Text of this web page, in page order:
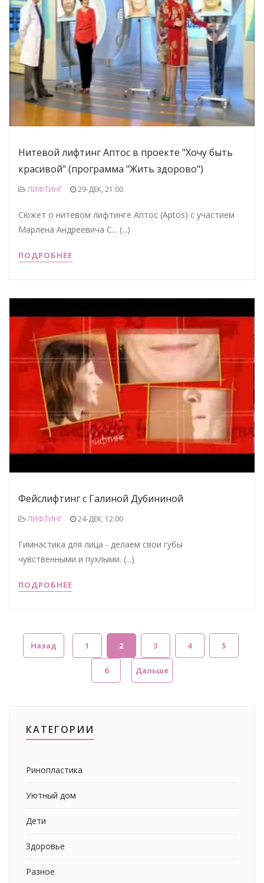
Нитевой лифтинг Аптос в проекте "Хочу быть
красивой" (программа "Жить здорово")
ЛИФТИНГ 29-ДЕК, 21:00
Сюжет о нитевом лифтинге Аптос (Aptos) с участием
Марлена Андреевича С... (...)
ПОДРОБНЕЕ
Фейслифтинг с Галиной Дубининой
ЛИФТИНГ 24-ДЕК, 12:00
Гимнастика для лица - делаем свои губы
чувственными и пухлыми. (...)
ПОДРОБНЕЕ
Назад 1 2 3 4 5
6 Дальше
КАТЕГОРИИ
Ринопластика
Уютный дом
Дети
Здоровье
Разное